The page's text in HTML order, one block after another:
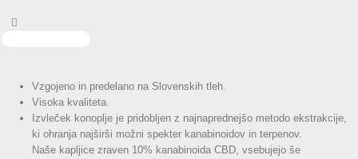
Vzgojeno in predelano na Slovenskih tleh.
Visoka kvaliteta.
Izvleček konoplje je pridobljen z najnaprednejšo metodo ekstrakcije,
ki ohranja najširši možni spekter kanabinoidov in terpenov.
Naše kapljice zraven 10% kanabinoida CBD, vsebujejo še